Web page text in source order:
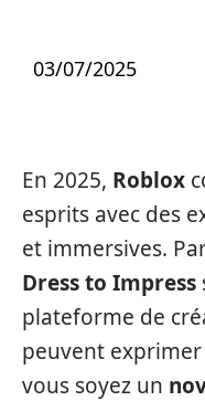
03/07/2025
En 2025, Roblox
esprits avec des
et immersives.
Dress to Impress
plateforme de
peuvent
vous soyez un